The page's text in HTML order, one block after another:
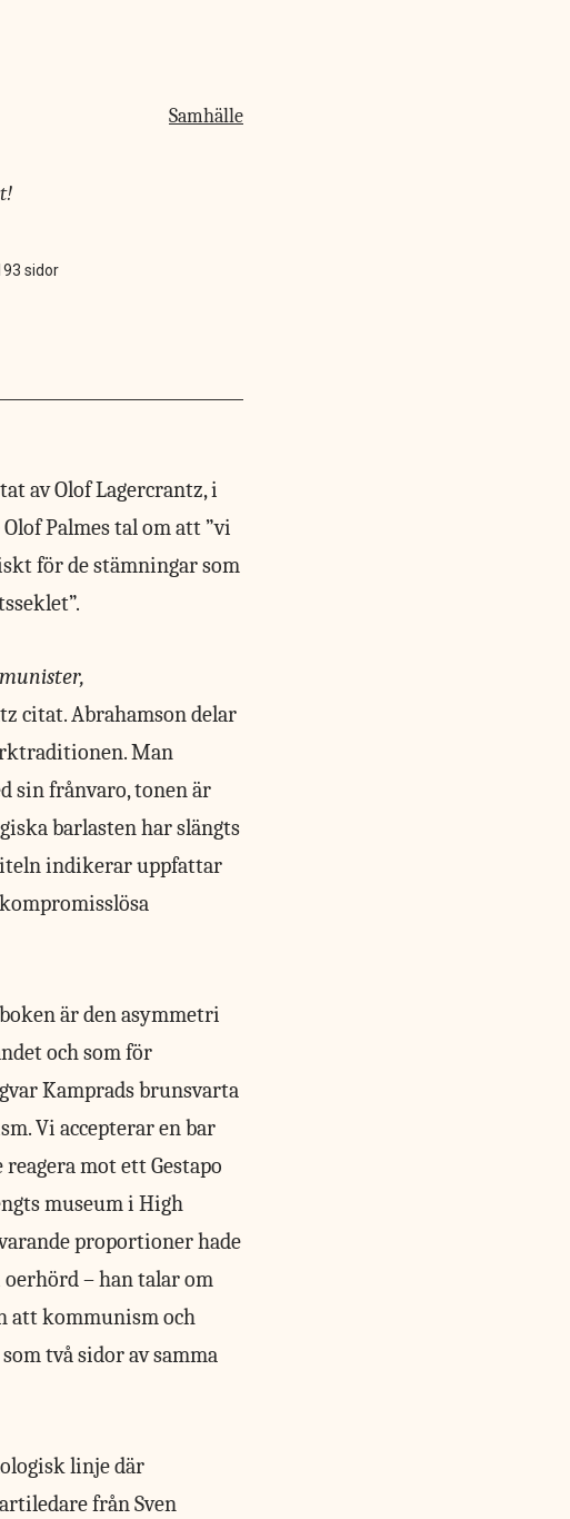
Samhälle
sidor
av Olof Lagercrantz, i
Palmes tal om att ”vi
för de stämningar som
citat. Abrahamson delar
Man
sin frånvaro, tonen är
barlasten har slängts
indikerar uppfattar
är den asymmetri
och som för
Kamprads brunsvarta
Vi accepterar en bar
mot ett Gestapo
museum i High
proportioner hade
– han talar om
att kommunism och
två sidor av samma
linje där
från Sven